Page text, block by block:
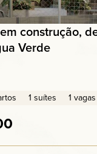
construção,
Verde
1 suítes 1 vagas